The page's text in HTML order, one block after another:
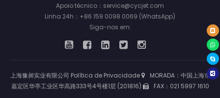
Apoio técnico：service@cycjet.com
Linha 24h：+86 159 0098 0069 (WhatsApp)
Siga-nos em:
上海豫昶实业有限公司 Política de Privacidade
MORADA：中国上海市
嘉定区华亭工业区华高路333号4号楼1层 (201816)
FAX：021 5997 1610